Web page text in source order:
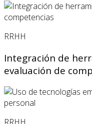
RRHH
Integración de
evaluación de